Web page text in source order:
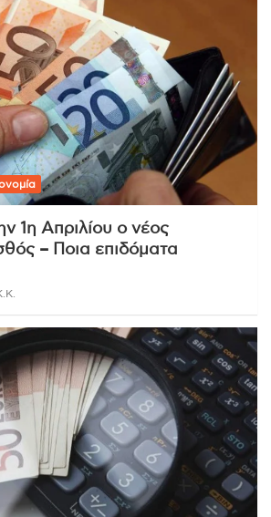
1η Απριλίου ο νέος
– Ποια επιδόματα